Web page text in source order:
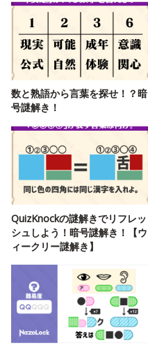
数と熟語から言葉を探せ！？暗
号謎解き！
QuizKnockの謎解きでリフレッ
シュしよう！暗号謎解き！【ウ
ィークリー謎解き】